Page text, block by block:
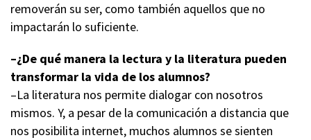
removerán su ser, como también aquellos que no
impactarán lo suficiente.
–¿De qué manera la lectura y la literatura pueden
transformar la vida de los alumnos?
–La literatura nos permite dialogar con nosotros
mismos. Y, a pesar de la comunicación a distancia que
nos posibilita internet, muchos alumnos se sienten